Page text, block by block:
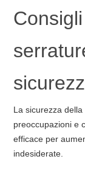
La sicurezza
preoccupazioni e
efficace per
indesiderate.